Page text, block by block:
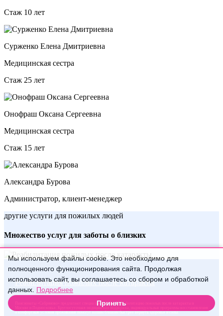
Стаж 10 лет
Сурженко Елена Дмитриевна
Медицинская сестра
Стаж 25 лет
Онофраш Оксана Сергеевна
Медицинская сестра
Стаж 15 лет
Александра Бурова
Администратор, клиент-менеджер
другие услуги для пожилых людей
Множество услуг для заботы о близких
Реабилитация пожилых после катаракты
Пансионаты «Сабриново» предлагают специализированную реабилитацию пожилых после катаракты в
Москве и Подмосковье. Круглосуточная медицинская поддержка, индивидуальные программы восстановления
и комфортные условия проживания помогут вашим близким быстрее вернуть здоровье и силы.
Мы используем файлы cookie. Это необходимо для
полноценного функционирования сайта. Продолжая
использовать сайт, вы соглашаетесь со сбором и обработкой
данных. Подробнее
Принять